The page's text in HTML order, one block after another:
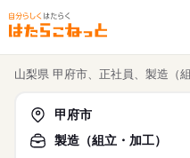
山梨県 甲府市、正社員、製造（
甲府市
製造（組立・加工）